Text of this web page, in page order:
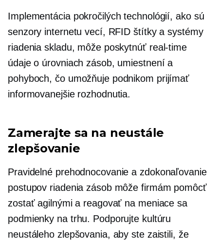
Implementácia pokročilých technológií, ako sú
senzory internetu vecí, RFID štítky a systémy
riadenia skladu, môže poskytnúť real-time
údaje o úrovniach zásob, umiestnení a
pohyboch, čo umožňuje podnikom prijímať
informovanejšie rozhodnutia.
Zamerajte sa na neustále
zlepšovanie
Pravidelné prehodnocovanie a zdokonaľovanie
postupov riadenia zásob môže firmám pomôcť
zostať agilnými a reagovať na meniace sa
podmienky na trhu. Podporujte kultúru
neustáleho zlepšovania, aby ste zaistili, že